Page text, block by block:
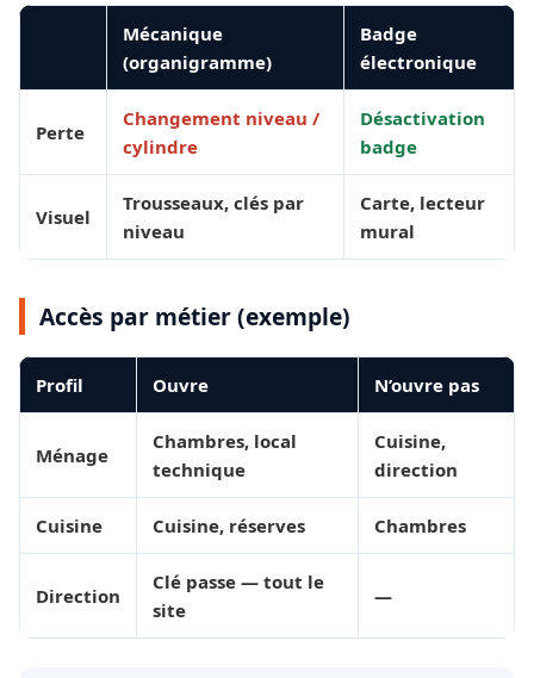
Mécanique
(organigramme)
Badge
électronique
Perte
Changement niveau /
cylindre
Désactivation
badge
Visuel
Trousseaux, clés par
niveau
Carte, lecteur
mural
Accès par métier (exemple)
Profil Ouvre N’ouvre pas
Ménage
Chambres, local
technique
Cuisine,
direction
Cuisine Cuisine, réserves Chambres
Direction
Clé passe — tout le
site
—